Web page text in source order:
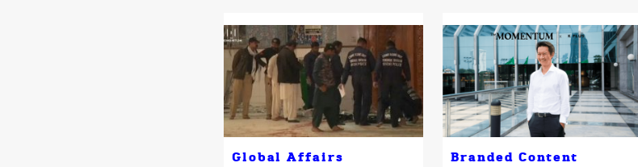
Global Affairs Branded Content